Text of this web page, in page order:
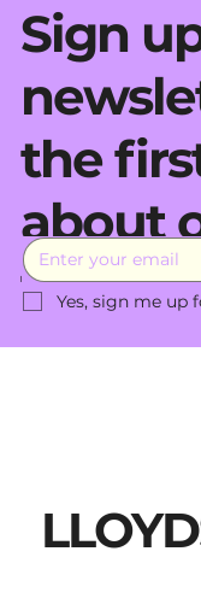
Sign
the
about
the-
Yes, sign me up